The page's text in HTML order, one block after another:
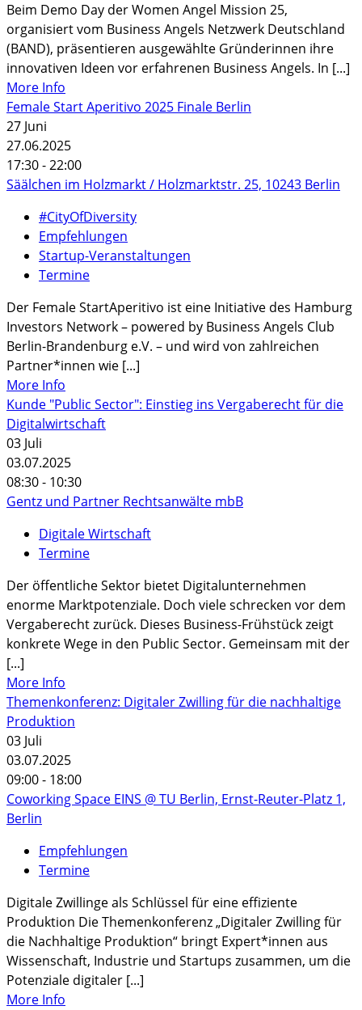
Beim Demo Day der Women Angel Mission 25,
organisiert vom Business Angels Netzwerk Deutschland
(BAND), präsentieren ausgewählte Gründerinnen ihre
innovativen Ideen vor erfahrenen Business Angels. In [...]
More Info
Female Start Aperitivo 2025 Finale Berlin
27 Juni
27.06.2025
17:30 - 22:00
Säälchen im Holzmarkt / Holzmarktstr. 25, 10243 Berlin
#CityOfDiversity
Empfehlungen
Startup-Veranstaltungen
Termine
Der Female StartAperitivo ist eine Initiative des Hamburg
Investors Network – powered by Business Angels Club
Berlin-Brandenburg e.V. – und wird von zahlreichen
Partner*innen wie [...]
More Info
Kunde "Public Sector": Einstieg ins Vergaberecht für die
Digitalwirtschaft
03 Juli
03.07.2025
08:30 - 10:30
Gentz und Partner Rechtsanwälte mbB
Digitale Wirtschaft
Termine
Der öffentliche Sektor bietet Digitalunternehmen
enorme Marktpotenziale. Doch viele schrecken vor dem
Vergaberecht zurück. Dieses Business-Frühstück zeigt
konkrete Wege in den Public Sector. Gemeinsam mit der
[...]
More Info
Themenkonferenz: Digitaler Zwilling für die nachhaltige
Produktion
03 Juli
03.07.2025
09:00 - 18:00
Coworking Space EINS @ TU Berlin, Ernst-Reuter-Platz 1,
Berlin
Empfehlungen
Termine
Digitale Zwillinge als Schlüssel für eine effiziente
Produktion Die Themenkonferenz „Digitaler Zwilling für
die Nachhaltige Produktion“ bringt Expert*innen aus
Wissenschaft, Industrie und Startups zusammen, um die
Potenziale digitaler [...]
More Info